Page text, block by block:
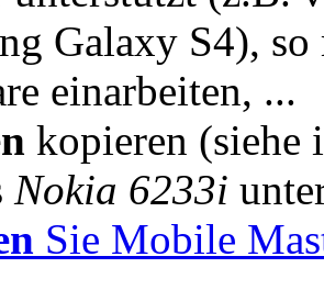
Galaxy S4),
einarbeiten, ...
kopieren (siehe
Nokia 6233i
Sie Mobile